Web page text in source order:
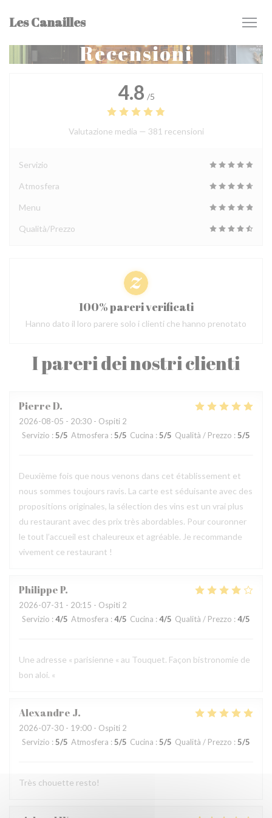
Les Canailles
Recensioni
I pareri dei nostri clienti
PierreD
2026-08-05 - 20:30 - Ospiti 2
Servizio : 5/5 Atmosfera : 5/5 Cucina : 5/5 Qualità / Prezzo : 5/5
Deuxième fois que nous venons dans cet établissement et
nous sommes toujours ravis. La carte est séduisante avec des
propositions originales, la sélection des vins est un vrai plus
du restaurant avec des prix très abordables. Pour couronner
le tout l’accueil est chaleureux et agréable. Je recommande
vivement ce restaurant !
PhilippeP
2026-07-31 - 20:15 - Ospiti 2
Servizio : 4/5 Atmosfera : 4/5 Cucina : 4/5 Qualità / Prezzo : 4/5
Une adresse « parisienne « au Touquet. Façon bistronomie de
bon aloi. «
Alexandre J
2026-07-30 - 19:00 - Ospiti 2
Servizio : 5/5 Atmosfera : 5/5 Cucina : 5/5 Qualità / Prezzo : 5/5
Très chouette resto!
4.8 /5
Valutazione media — 381 recensioni
Servizio
Atmosfera
Menu
Qualità/Prezzo
100% pareri verificati
Hanno dato il loro parere solo i clienti che hanno prenotato